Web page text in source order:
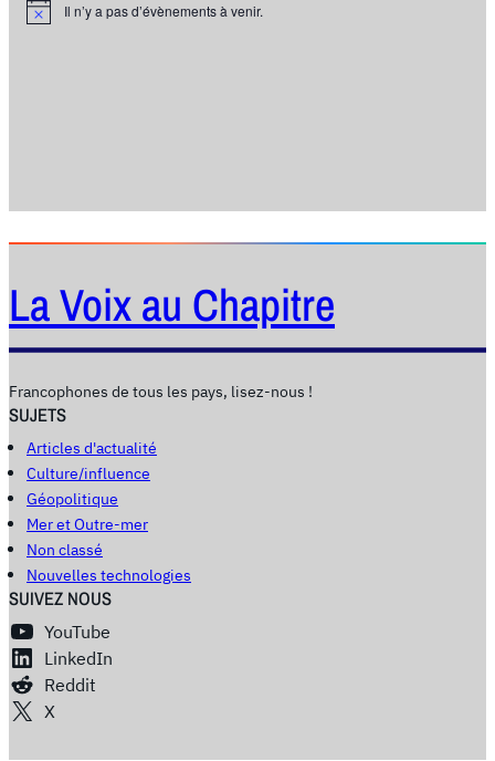
N
Il n’y a pas d’évènements à venir.
La Voix au Chapitre
Francophones de tous les pays, lisez-nous !
SUJETS
Articles d'actualité
Culture/influence
Géopolitique
Mer et Outre-mer
Non classé
Nouvelles technologies
SUIVEZ NOUS
YouTube
LinkedIn
Reddit
X